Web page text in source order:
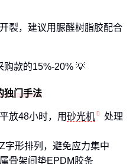
裂，建议用脲醛树脂胶配合
购款的15%-20% 💡
独门手法
放48小时，用砂光机
处理
字形排列，避免应力集中
骨架间垫EPDM胶条